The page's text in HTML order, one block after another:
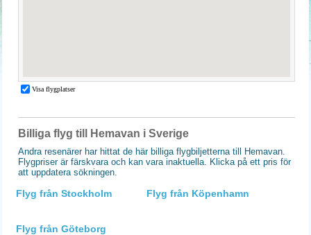
Billiga flyg till Hemavan i Sverige
Andra resenärer har hittat de här billiga flygbiljetterna till Hemavan.
Flygpriser är färskvara och kan vara inaktuella. Klicka på ett pris för
att uppdatera sökningen.
Flyg från Stockholm Flyg från Köpenhamn
Flyg från Göteborg